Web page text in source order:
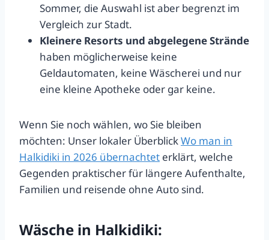
Sommer, die Auswahl ist aber begrenzt im
Vergleich zur Stadt.
Kleinere Resorts und abgelegene Strände
haben möglicherweise keine
Geldautomaten, keine Wäscherei und nur
eine kleine Apotheke oder gar keine.
Wenn Sie noch wählen, wo Sie bleiben
möchten: Unser lokaler ÜberblickWo man in
Halkidiki in 2026 übernachtet erklärt, welche
Gegenden praktischer für längere Aufenthalte,
Familien und reisende ohne Auto sind.
Wäsche in Halkidiki: